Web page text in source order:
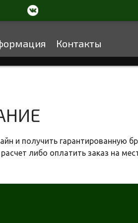
Контакты
и получить гарантированную
либо оплатить заказ на